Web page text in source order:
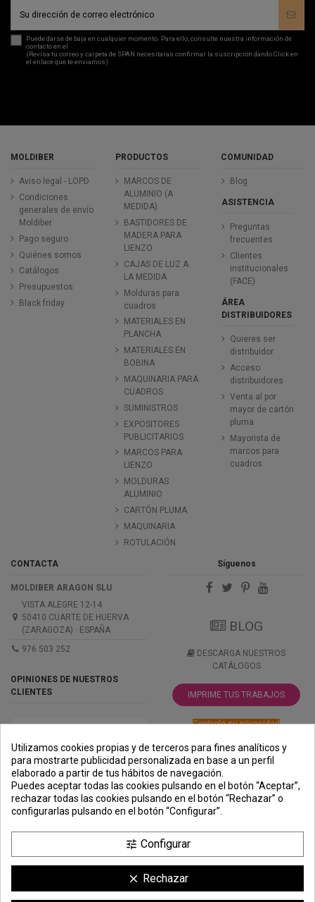
Puede darse de baja en cualquier momento. Para ello, consulte nuestra información de
contacto en el
.
(Revisa tu correo y carpeta de SPAN necesitaras confirmar la suscripción dando Click en
el enlace que te enviamos)
MOLDIBER
Aviso legal - LOPD
Condiciones
generales de envío
Moldiber
Pago seguro
Quiénes somos
Catálogos
Presupuestos
Black friday
PRODUCTOS
MARCOS DE
ALUMINIO (A
MEDIDA)
BASTIDORES DE
MADERA PARA
LIENZO
CAJAS DE LUZ A
LA MEDIDA
Molduras para
cuadros
MATERIALES EN
PLANCHA
MATERIALES EN
BOBINA
MAQUINARIA PARA
CUADROS
SUMINISTROS
EXPOSITORES
PUBLICITARIOS
MARCOS PARA
LIENZO
MOLDURAS
ALUMINIO
CARTÓN PLUMA
MAQUINARIA
ROTULACIÓN
COMUNIDAD
Blog
ASISTENCIA
Preguntas
frecuentes
Clientes
institucionales
(FACE)
ÁREA
DISTRIBUIDORES
Quieres ser
distribuidor
Acceso
distribuidores
Venta al por
mayor de cartón
pluma
Mayorista de
marcos para
cuadros
CONTACTA
MOLDIBER ARAGON SLU
VISTA ALEGRE 12-14
50410 CUARTE DE HUERVA
(ZARAGOZA) · ESPAÑA
976 503 252
OPINIONES DE NUESTROS
CLIENTES
Síguenos
BLOG
DESCARGA NUESTROS
CATÁLOGOS
IMPRIME TUS TRABAJOS
Controle su privacidad
PREMIOS
METODOS
DE PAGO
ENVÍO
COMERCIO
SEGURO
Utilizamos cookies propias y de terceros para fines analíticos y
para mostrarte publicidad personalizada en base a un perfil
elaborado a partir de tus hábitos de navegación.
Puedes aceptar todas las cookies pulsando en el botón “Aceptar”,
rechazar todas las cookies pulsando en el botón “Rechazar” o
configurarlas pulsando en el botón “Configurar”.
tune Configurar
clear Rechazar